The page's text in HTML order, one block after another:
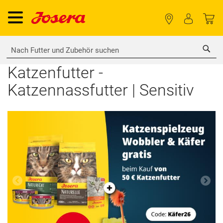
Katzenfutter -
Katzennassfutter | Sensitiv